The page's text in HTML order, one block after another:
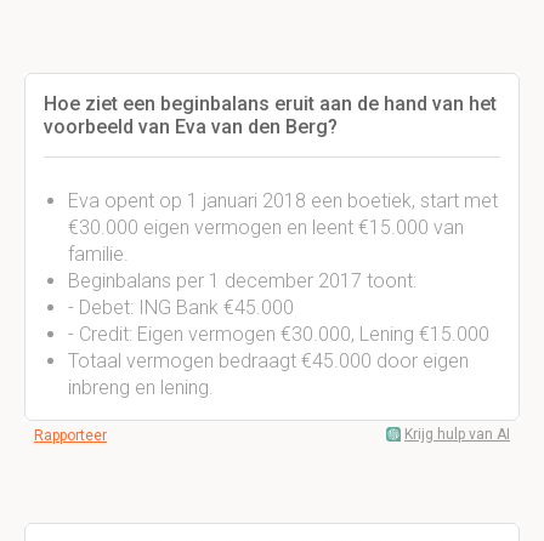
Hoe ziet een beginbalans eruit aan de hand van het
voorbeeld van Eva van den Berg?
Eva opent op 1 januari 2018 een boetiek, start met
€30.000 eigen vermogen en leent €15.000 van
familie.
Beginbalans per 1 december 2017 toont:
- Debet: ING Bank €45.000
- Credit: Eigen vermogen €30.000, Lening €15.000
Totaal vermogen bedraagt €45.000 door eigen
inbreng en lening.
Rapporteer Krijg hulp van AI